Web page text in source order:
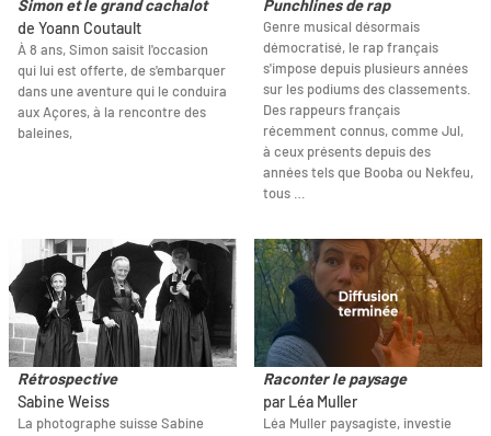
Simon et le grand cachalot
de Yoann Coutault
À 8 ans, Simon saisit l'occasion
qui lui est offerte, de s'embarquer
dans une aventure qui le conduira
aux Açores, à la rencontre des
baleines,
Punchlines de rap
Genre musical désormais
démocratisé, le rap français
s'impose depuis plusieurs années
sur les podiums des classements.
Des rappeurs français
récemment connus, comme Jul,
à ceux présents depuis des
années tels que Booba ou Nekfeu,
tous …
Rétrospective
Sabine Weiss
La photographe suisse Sabine
Raconter le paysage
par Léa Muller
Léa Muller paysagiste, investie